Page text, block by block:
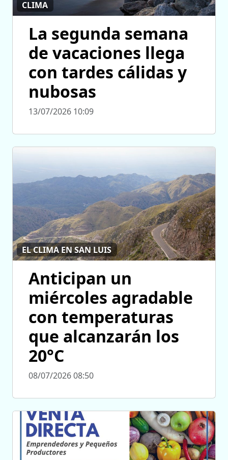
CLIMA
La segunda semana
de vacaciones llega
con tardes cálidas y
nubosas
13/07/2026 10:09
EL CLIMA EN SAN LUIS
Anticipan un
miércoles agradable
con temperaturas
que alcanzarán los
20°C
08/07/2026 08:50